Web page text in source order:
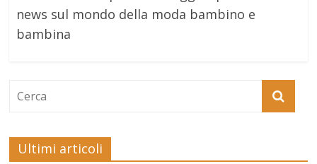
news sul mondo della moda bambino e
bambina
Ultimi articoli